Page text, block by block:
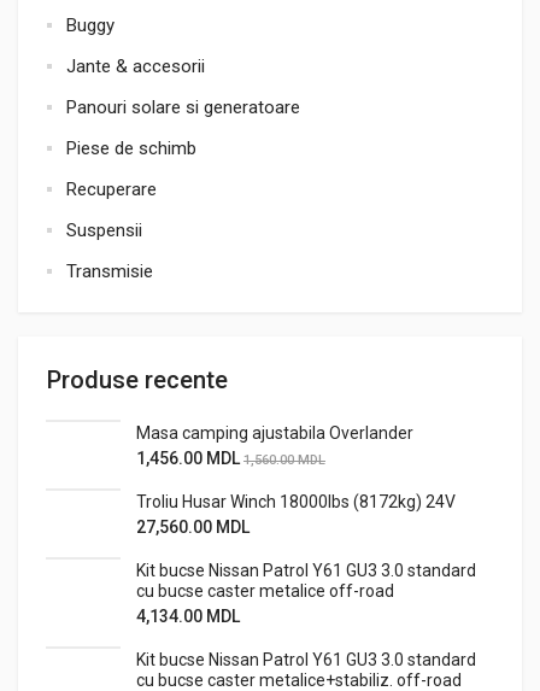
Buggy
Jante & accesorii
Panouri solare si generatoare
Piese de schimb
Recuperare
Suspensii
Transmisie
Produse recente
Masa camping ajustabila Overlander
1,456.00 MDL 1,560.00MDL
Troliu Husar Winch 18000lbs (8172kg) 24V
27,560.00 MDL
Kit bucse Nissan Patrol Y61 GU3 3.0 standard
cu bucse caster metalice off-road
4,134.00 MDL
Kit bucse Nissan Patrol Y61 GU3 3.0 standard
cu bucse caster metalice+stabiliz. off-road